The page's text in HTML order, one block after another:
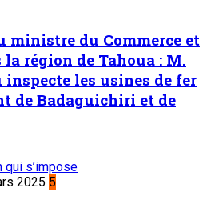
du Commerce et
région de Tahoua : M.
les usines de fer
de Badaguichiri et de
qui s’impose
5